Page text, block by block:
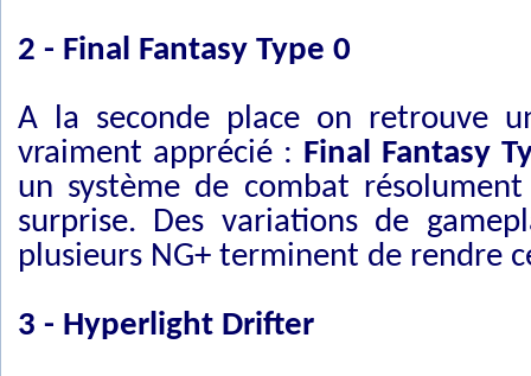
2 - Final Fantasy Type 0
A la seconde place on retrouve
vraiment apprécié : Final Fantasy
un système de combat
surprise. Des variations de
plusieurs NG+ terminent de rendre
3 - Hyperlight Drifter